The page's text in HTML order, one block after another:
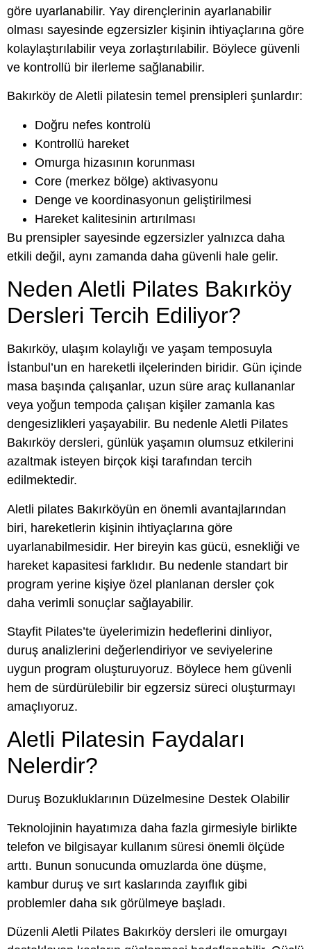
göre uyarlanabilir. Yay dirençlerinin ayarlanabilir
olması sayesinde egzersizler kişinin ihtiyaçlarına göre
kolaylaştırılabilir veya zorlaştırılabilir. Böylece güvenli
ve kontrollü bir ilerleme sağlanabilir.
Bakırköy de Aletli pilatesin temel prensipleri şunlardır:
Doğru nefes kontrolü
Kontrollü hareket
Omurga hizasının korunması
Core (merkez bölge) aktivasyonu
Denge ve koordinasyonun geliştirilmesi
Hareket kalitesinin artırılması
Bu prensipler sayesinde egzersizler yalnızca daha
etkili değil, aynı zamanda daha güvenli hale gelir.
Neden Aletli Pilates Bakırköy
Dersleri Tercih Ediliyor?
Bakırköy, ulaşım kolaylığı ve yaşam temposuyla
İstanbul’un en hareketli ilçelerinden biridir. Gün içinde
masa başında çalışanlar, uzun süre araç kullananlar
veya yoğun tempoda çalışan kişiler zamanla kas
dengesizlikleri yaşayabilir. Bu nedenle Aletli Pilates
Bakırköy dersleri, günlük yaşamın olumsuz etkilerini
azaltmak isteyen birçok kişi tarafından tercih
edilmektedir.
Aletli pilates Bakırköyün en önemli avantajlarından
biri, hareketlerin kişinin ihtiyaçlarına göre
uyarlanabilmesidir. Her bireyin kas gücü, esnekliği ve
hareket kapasitesi farklıdır. Bu nedenle standart bir
program yerine kişiye özel planlanan dersler çok
daha verimli sonuçlar sağlayabilir.
Stayfit Pilates’te üyelerimizin hedeflerini dinliyor,
duruş analizlerini değerlendiriyor ve seviyelerine
uygun program oluşturuyoruz. Böylece hem güvenli
hem de sürdürülebilir bir egzersiz süreci oluşturmayı
amaçlıyoruz.
Aletli Pilatesin Faydaları
Nelerdir?
Duruş Bozukluklarının Düzelmesine Destek Olabilir
Teknolojinin hayatımıza daha fazla girmesiyle birlikte
telefon ve bilgisayar kullanım süresi önemli ölçüde
arttı. Bunun sonucunda omuzlarda öne düşme,
kambur duruş ve sırt kaslarında zayıflık gibi
problemler daha sık görülmeye başladı.
Düzenli Aletli Pilates Bakırköy dersleri ile omurgayı